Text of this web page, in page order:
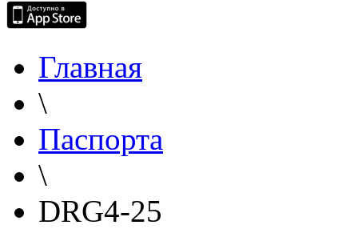
Главная
\
Паспорта
\
DRG4-25